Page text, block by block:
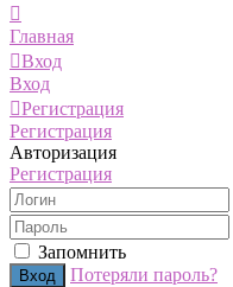
Главная
Вход
Вход
Регистрация
Регистрация
Авторизация
Регистрация
Запомнить
Потеряли пароль?